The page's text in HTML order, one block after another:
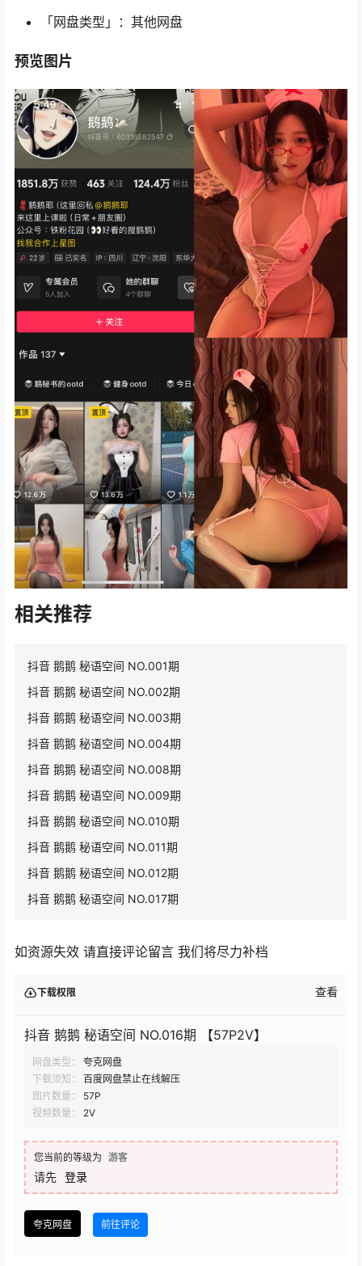
「网盘类型」：其他网盘
预览图片
相关推荐
抖音 鹅鹅 秘语空间 NO.001期
抖音 鹅鹅 秘语空间 NO.002期
抖音 鹅鹅 秘语空间 NO.003期
抖音 鹅鹅 秘语空间 NO.004期
抖音 鹅鹅 秘语空间 NO.008期
抖音 鹅鹅 秘语空间 NO.009期
抖音 鹅鹅 秘语空间 NO.010期
抖音 鹅鹅 秘语空间 NO.011期
抖音 鹅鹅 秘语空间 NO.012期
抖音 鹅鹅 秘语空间 NO.017期
如资源失效 请直接评论留言 我们将尽力补档
下载权限 查看
抖音 鹅鹅 秘语空间 NO.016期 【57P2V】
网盘类型：
夸克网盘
下载须知：
百度网盘禁止在线解压
图片数量：
57P
视频数量：
2V
您当前的等级为 游客
请先 登录
夸克网盘 前往评论